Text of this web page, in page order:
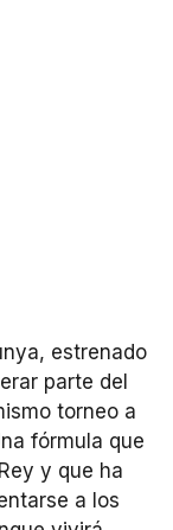
estrenado
parte del
torneo a
fórmula que
y que ha
a los